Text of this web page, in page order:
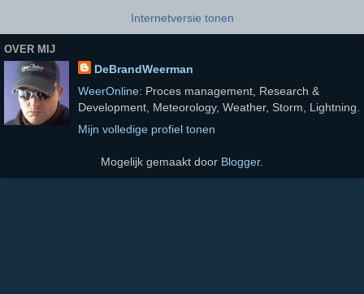
Internetversie tonen
OVER MIJ
DeBrandWeerman
WeerOnline: Proces management, Research &
Development, Meteorology, Weather, Storm, Lightning.
Mijn volledige profiel tonen
Mogelijk gemaakt door Blogger.